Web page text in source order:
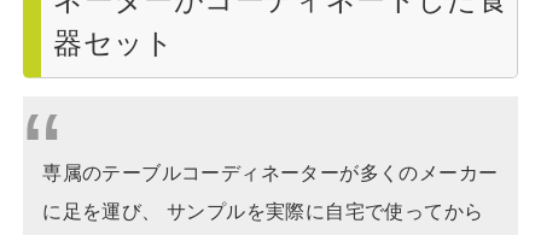
器セット
専属のテーブルコーディネーターが多くのメーカー
に足を運び、 サンプルを実際に自宅で使ってから